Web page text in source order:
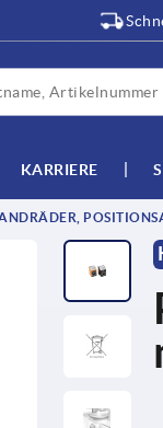
KARRIERE